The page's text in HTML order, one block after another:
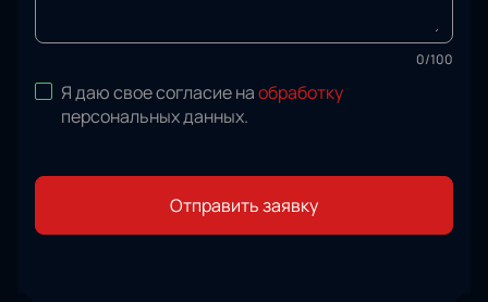
0/100
Я даю свое согласие наобработку
персональных данных.
Отправить заявку